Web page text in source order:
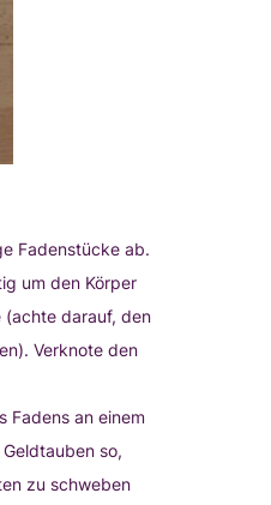
Fadenstücke ab.
um den Körper
darauf, den
Verknote den
Fadens an einem
so,
zu schweben